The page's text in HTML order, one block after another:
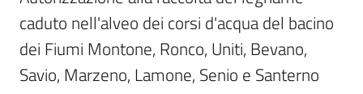
5x1000
caduto nell'alveo dei corsi d'acqua del bacino
dei Fiumi Montone, Ronco, Uniti, Bevano,
Savio, Marzeno, Lamone, Senio e Santerno